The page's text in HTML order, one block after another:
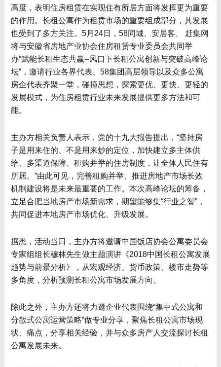
高度，表明住房租赁在实现住有所居方面将发挥更为重要
的作用。长租公寓作为租赁市场的重要组成部分，其发展
也受到了多方关注。5月24日，58同城、安居客、 赶集网
将与安徽省房地产业协会住房租赁专业委员会共同举
办“赋能长租生态共赢--风口下长租公寓创新与突破高峰论
坛”，邀请行业各界代表、58集团高层领导以及众多公寓
房企代表齐聚一堂，碰撞思想，探索更优、更快、更轻的
发展模式，为住房租赁行业未来发展提供更多方法和可
能。
主办方相关负责人表示，党的十九大报告提出，“坚持房
子是用来住的、不是用来炒的定位，加快建立多主体供
给、多渠道保障、租购并举的住房制度，让全体人民住有
所居。”由此可见，完善租购并举、推进房地产市场长效
机制建设将是未来最重要的工作。本次高峰论坛的筹备，
立足合肥当地房产市场新需求，期望能够集“行业之智”，
共同促进本地房产市场优化、升级发展。
据悉，活动当日，主办方将邀请中国饭店协会公寓委员会
专家组组长穆林先生做主题演讲《2018中国长租公寓发展
趋势与前景分析》，从宏观经济、货币政策、楼市走势等
多角度，分析预测长租公寓市场发展方向。
除此之外，主办方还将力邀企业代表围绕“集中式公寓和
分散式公寓运营策略”做专业分享，聚焦长租公寓市场现
状、痛点，分享相关经验，并与众多房产人交流探讨长租
公寓发展未来。